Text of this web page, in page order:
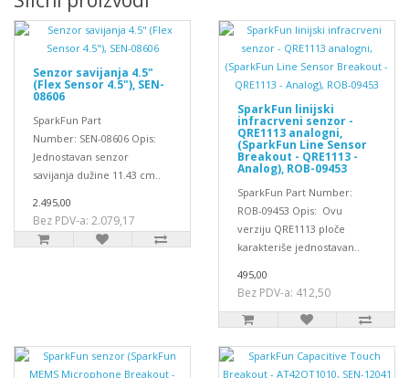
Senzor savijanja 4.5"
(Flex Sensor 4.5"), SEN-
08606
SparkFun Part
Number: SEN-08606 Opis:
Jednostavan senzor
savijanja dužine 11.43 cm..
2.495,00
Bez PDV-a: 2.079,17
SparkFun linijski
infracrveni senzor -
QRE1113 analogni,
(SparkFun Line Sensor
Breakout - QRE1113 -
Analog), ROB-09453
SparkFun Part Number:
ROB-09453 Opis: Ovu
verziju QRE1113 ploče
karakteriše jednostavan..
495,00
Bez PDV-a: 412,50